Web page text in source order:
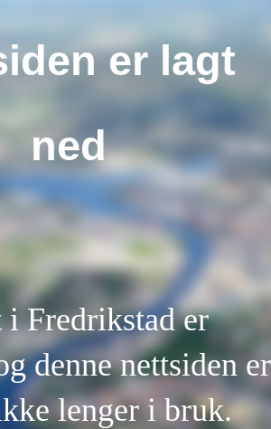
er lagt
ned
i Fredrikstad er
denne nettsiden er
lenger i bruk.